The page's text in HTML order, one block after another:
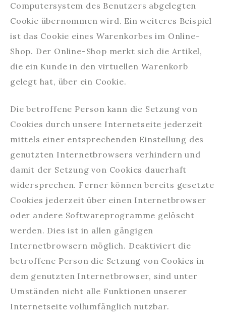
Computersystem des Benutzers abgelegten
Cookie übernommen wird. Ein weiteres Beispiel
ist das Cookie eines Warenkorbes im Online-
Shop. Der Online-Shop merkt sich die Artikel,
die ein Kunde in den virtuellen Warenkorb
gelegt hat, über ein Cookie.
Die betroffene Person kann die Setzung von
Cookies durch unsere Internetseite jederzeit
mittels einer entsprechenden Einstellung des
genutzten Internetbrowsers verhindern und
damit der Setzung von Cookies dauerhaft
widersprechen. Ferner können bereits gesetzte
Cookies jederzeit über einen Internetbrowser
oder andere Softwareprogramme gelöscht
werden. Dies ist in allen gängigen
Internetbrowsern möglich. Deaktiviert die
betroffene Person die Setzung von Cookies in
dem genutzten Internetbrowser, sind unter
Umständen nicht alle Funktionen unserer
Internetseite vollumfänglich nutzbar.